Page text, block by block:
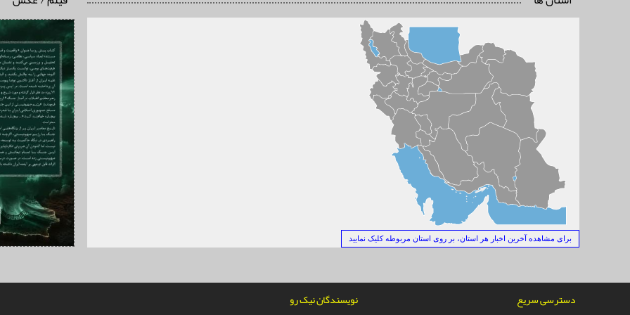
برای مشاهده آخرین اخبار هر استان، بر روی استان مربوطه کلیک نمایید
دسترسی سریع نویسندگان نیک رو